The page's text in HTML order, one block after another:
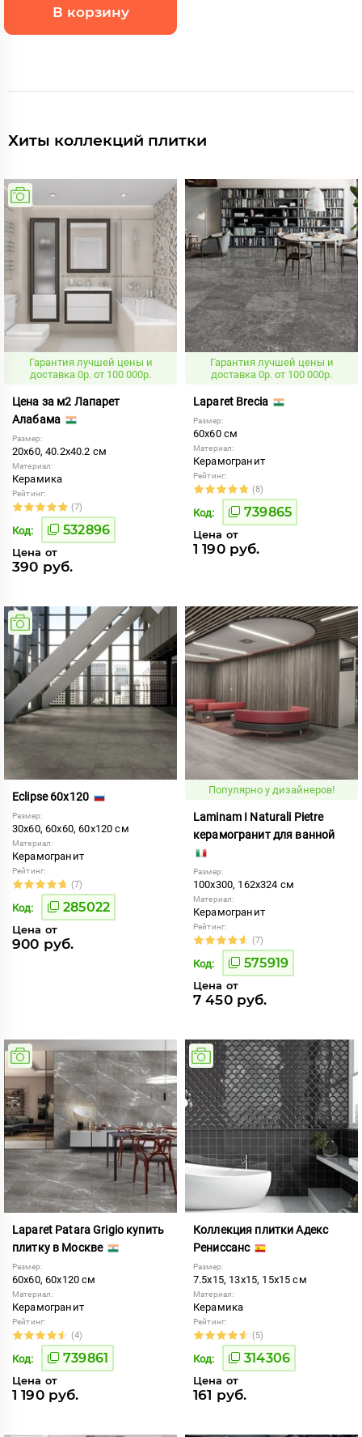
В корзину
Хиты коллекций плитки
Гарантия лучшей цены и
доставка 0р. от 100 000р.
Цена за м2 Лапарет
Алабама
Размер:
20x60, 40.2x40.2 см
Материал:
Керамика
Рейтинг:
(7)
Код: 532896
Цена от
390 руб.
Гарантия лучшей цены и
доставка 0р. от 100 000р.
Laparet Brecia
Размер:
60x60 см
Материал:
Керамогранит
Рейтинг:
(8)
Код: 739865
Цена от
1 190 руб.
Eclipse 60x120
Размер:
30x60, 60x60, 60x120 см
Материал:
Керамогранит
Рейтинг:
(7)
Код: 285022
Цена от
900 руб.
Популярно у дизайнеров!
Laminam I Naturali Pietre
керамогранит для ванной
Размер:
100x300, 162x324 см
Материал:
Керамогранит
Рейтинг:
(7)
Код: 575919
Цена от
7 450 руб.
Laparet Patara Grigio купить
плитку в Москве
Размер:
60x60, 60x120 см
Материал:
Керамогранит
Рейтинг:
(4)
Код: 739861
Цена от
1 190 руб.
Коллекция плитки Адекс
Рениссанс
Размер:
7.5x15, 13x15, 15x15 см
Материал:
Керамика
Рейтинг:
(5)
Код: 314306
Цена от
161 руб.